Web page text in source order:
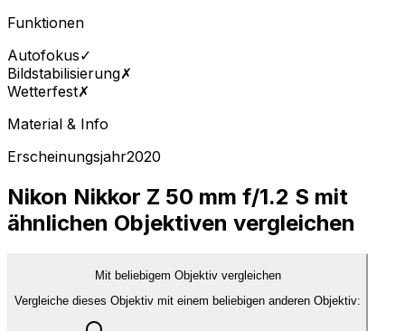
Funktionen
Autofokus✓
Bildstabilisierung✗
Wetterfest✗
Material & Info
Erscheinungsjahr2020
Nikon Nikkor Z 50 mm f/1.2 S mit
ähnlichen Objektiven vergleichen
Mit beliebigem Objektiv vergleichen
Vergleiche dieses Objektiv mit einem beliebigen anderen Objektiv: